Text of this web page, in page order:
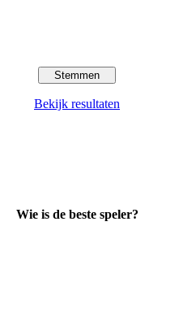
Bekijk resultaten
Wie is de beste speler?